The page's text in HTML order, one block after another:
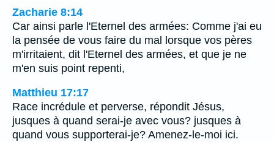
Zacharie 8:14
Car ainsi parle l'Eternel des armées: Comme j'ai eu
la pensée de vous faire du mal lorsque vos pères
m'irritaient, dit l'Eternel des armées, et que je ne
m'en suis point repenti,
Matthieu 17:17
Race incrédule et perverse, répondit Jésus,
jusques à quand serai-je avec vous? jusques à
quand vous supporterai-je? Amenez-le-moi ici.